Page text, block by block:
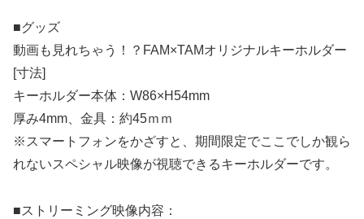
■グッズ
動画も見れちゃう！？FAM×TAMオリジナルキーホルダー
[寸法]
キーホルダー本体：W86×H54mm
厚み4mm、金具：約45ｍｍ
※スマートフォンをかざすと、期間限定でここでしか観ら
れないスペシャル映像が視聴できるキーホルダーです。
■ストリーミング映像内容：